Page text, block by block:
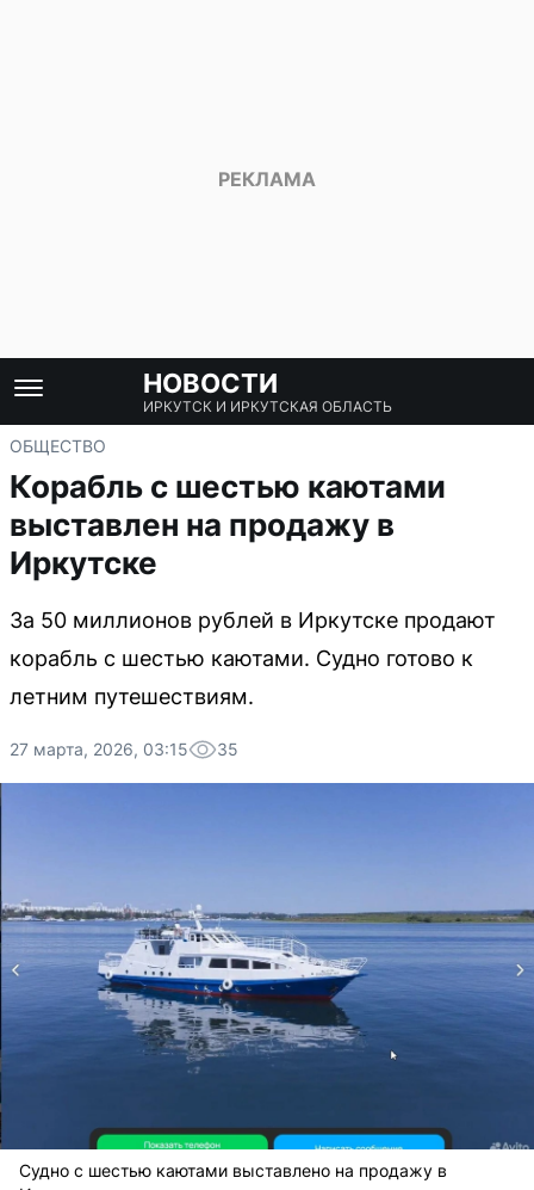
НОВОСТИ
ИРКУТСК И ИРКУТСКАЯ ОБЛАСТЬ
ОБЩЕСТВО
Корабль с шестью каютами
выставлен на продажу в
Иркутске
За 50 миллионов рублей в Иркутске продают
корабль с шестью каютами. Судно готово к
летним путешествиям.
27 марта, 2026, 03:15 35
Судно с шестью каютами выставлено на продажу в